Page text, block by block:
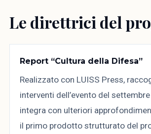
Le direttrici del
Report “Cultura della Difesa”
Realizzato con LUISS Press,
interventi dell’evento del
integra con ulteriori
il primo prodotto strutturato del